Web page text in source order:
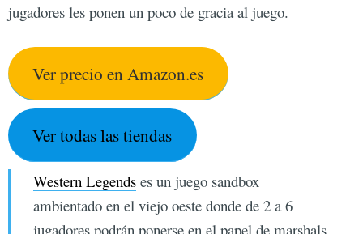
jugadores les ponen un poco de gracia al juego.
Ver precio en Amazon.es
Ver todas las tiendas
Western Legends es un juego sandbox
ambientado en el viejo oeste donde de 2 a 6
jugadores podrán ponerse en el papel de marshals,